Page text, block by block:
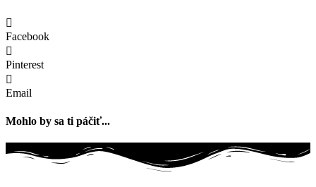
Facebook
Pinterest
Email
Mohlo by sa ti páčiť...